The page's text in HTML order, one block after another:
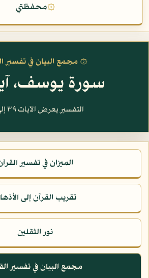
۞محفظتي
۞ مجمع البيان في تفسير
سورة يوسف، آية
التفسير يعرض الآيات ٣٩ إلى ٤٢
الميزان في تفسير
تقريب القرآن إلى
نور الثقلين
مجمع البيان في تفسير